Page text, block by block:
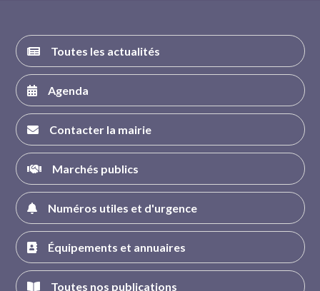
Toutes les actualités
Agenda
Contacter la mairie
Marchés publics
Numéros utiles et d'urgence
Équipements et annuaires
Toutes nos publications